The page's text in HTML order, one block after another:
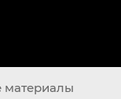
материалы